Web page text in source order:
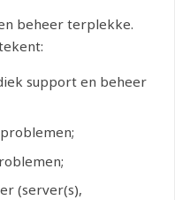
beheer terplekke.
support en beheer
(server(s),